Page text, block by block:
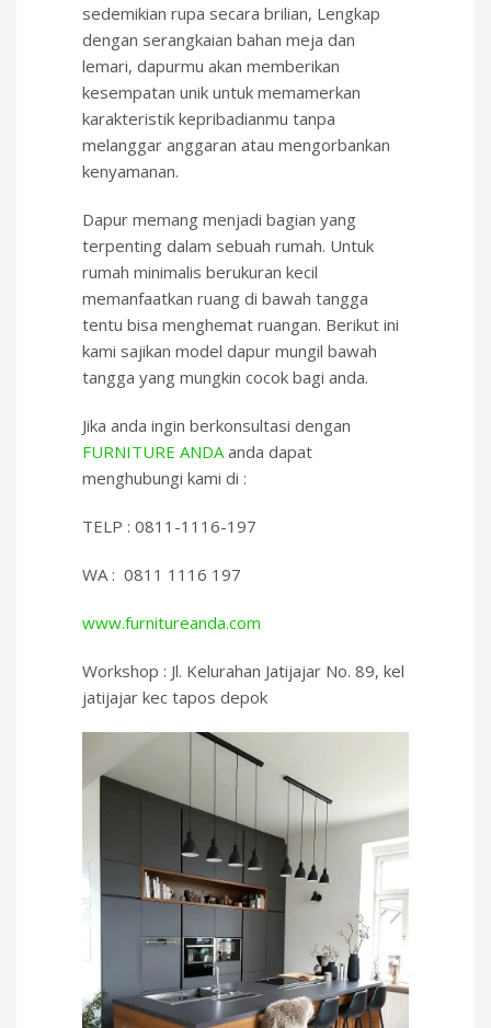
sedemikian rupa secara brilian, Lengkap
dengan serangkaian bahan meja dan
lemari, dapurmu akan memberikan
kesempatan unik untuk memamerkan
karakteristik kepribadianmu tanpa
melanggar anggaran atau mengorbankan
kenyamanan.
Dapur memang menjadi bagian yang
terpenting dalam sebuah rumah. Untuk
rumah minimalis berukuran kecil
memanfaatkan ruang di bawah tangga
tentu bisa menghemat ruangan. Berikut ini
kami sajikan model dapur mungil bawah
tangga yang mungkin cocok bagi anda.
Jika anda ingin berkonsultasi dengan
FURNITURE ANDAanda dapat
menghubungi kami di :
TELP : 0811-1116-197
WA : 0811 1116 197
www.furnitureanda.com
Workshop : Jl. Kelurahan Jatijajar No. 89, kel
jatijajar kec tapos depok